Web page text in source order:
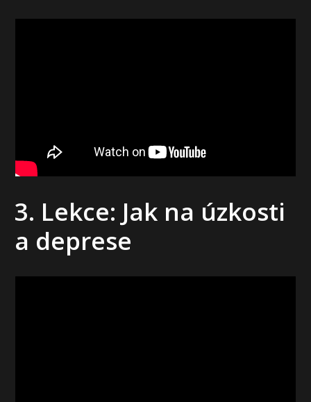
3. Lekce: Jak na úzkosti
a deprese